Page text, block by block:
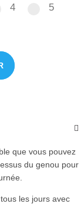
44 55
que vous pouvez
du genou pour
les jours avec